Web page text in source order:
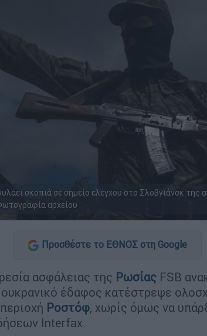
σκοπιά σε σημείο ελέγχου στο Σλοβγιάνσκ της
αρχείου
Προσθέστε το ΕΘΝΟΣ στη Google
ασφάλειας της Ρωσίας FSB
ουκρανικό έδαφος κατέστρεψε
Ροστόφ, χωρίς όμως να
Interfax.